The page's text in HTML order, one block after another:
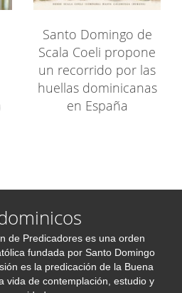
Santo Domingo de
Scala Coeli propone
un recorrido por las
huellas dominicanas
en España
de Predicadores es una orden
fundada por Santo Domingo
es la predicación de la Buena
vida de contemplación, estudio y